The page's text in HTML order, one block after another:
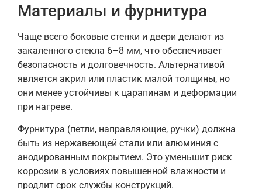
Материалы и фурнитура
Чаще всего боковые стенки и двери делают из
закаленного стекла 6–8 мм, что обеспечивает
безопасность и долговечность. Альтернативой
является акрил или пластик малой толщины, но
они менее устойчивы к царапинам и деформации
при нагреве.
Фурнитура (петли, направляющие, ручки) должна
быть из нержавеющей стали или алюминия с
анодированным покрытием. Это уменьшит риск
коррозии в условиях повышенной влажности и
продлит срок службы конструкций.